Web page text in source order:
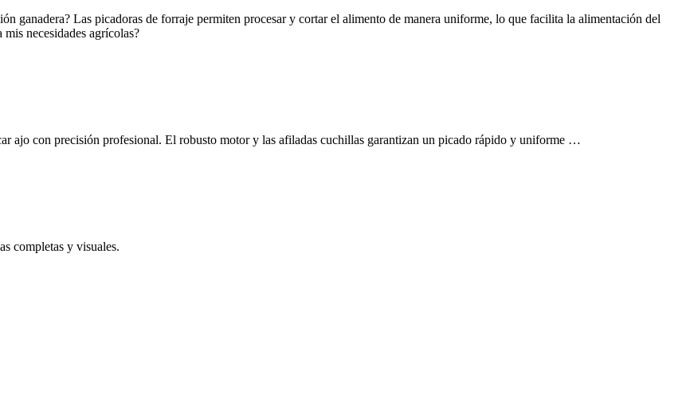
ganadera? Las picadoras de forraje permiten procesar y cortar el alimento de manera uniforme, lo que facilita la alimentación del
necesidades agrícolas?
ajo con precisión profesional. El robusto motor y las afiladas cuchillas garantizan un picado rápido y uniforme …
completas y visuales.